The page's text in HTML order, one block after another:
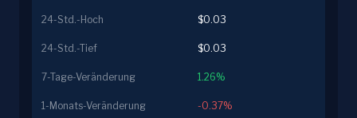
24-Std.-Hoch $0.03
24-Std.-Tief $0.03
7-Tage-Veränderung 1.26%
1-Monats-Veränderung -0.37%